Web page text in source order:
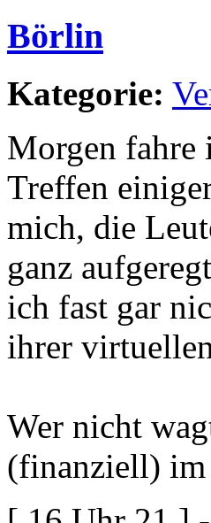
Börlin
Kategorie:
Morgen fahre
Treffen
mich, die
ganz
ich fast gar
ihrer
Wer nicht
(finanziell)